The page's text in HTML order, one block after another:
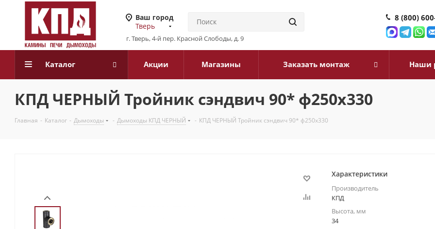
Ваш город
Тверь
г. Тверь, 4-й пер. Красной Слободы, д. 9
8 (800)
Каталог Акции Магазины Заказать монтаж Наши
КПД ЧЕРНЫЙ Тройник сэндвич 90* ф250х330
Главная - Каталог - Дымоходы - Дымоходы КПД ЧЕРНЫЙ - КПД ЧЕРНЫЙ Тройник сэндвич 90* ф250х330
Характеристики
Производитель
КПД
Высота, мм
34